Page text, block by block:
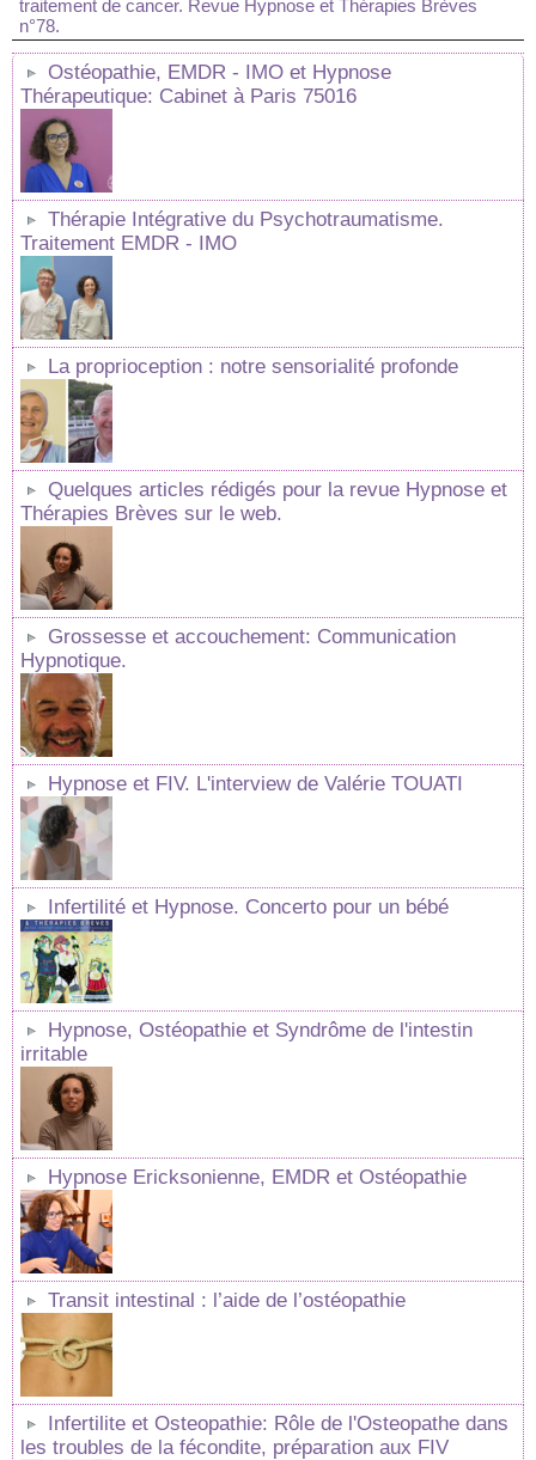
traitement de cancer. Revue Hypnose et Thérapies Brèves
n°78.
Ostéopathie, EMDR - IMO et Hypnose
Thérapeutique: Cabinet à Paris 75016
Thérapie Intégrative du Psychotraumatisme.
Traitement EMDR - IMO
La proprioception : notre sensorialité profonde
Quelques articles rédigés pour la revue Hypnose et
Thérapies Brèves sur le web.
Grossesse et accouchement: Communication
Hypnotique.
Hypnose et FIV. L'interview de Valérie TOUATI
Infertilité et Hypnose. Concerto pour un bébé
Hypnose, Ostéopathie et Syndrôme de l'intestin
irritable
Hypnose Ericksonienne, EMDR et Ostéopathie
Transit intestinal : l’aide de l’ostéopathie
Infertilite et Osteopathie: Rôle de l'Osteopathe dans
les troubles de la fécondite, préparation aux FIV